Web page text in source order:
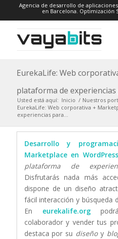
Agencia de desarrollo de
en Barcelona. Optimización
EurekaLife: Web
plataforma de
Usted está aquí: Inicio / Nuestros
EurekaLife: Web corporativa +
experiencias para...
Desarrollo y
Marketplace en WordPress
plataforma de
Disfrutarás nada más
dispone de un diseño
fácil interacción y búsqueda
En eurekalife.org
colaborador y vender tus
destaca por su diseñoy